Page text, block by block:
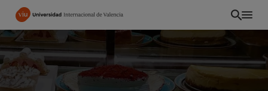
Pasar
contenido
principal